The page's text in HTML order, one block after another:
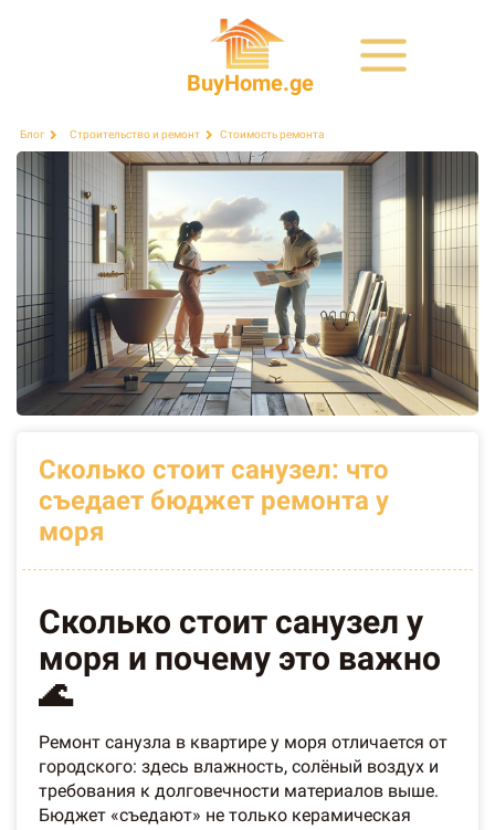
BuyHome.ge
Блог Строительство и ремонт Стоимость ремонта
Сколько стоит санузел: что
съедает бюджет ремонта у
моря
Сколько стоит санузел у
моря и почему это важно
🌊
Ремонт санузла в квартире у моря отличается от
городского: здесь влажность, солёный воздух и
требования к долговечности материалов выше.
Бюджет «съедают» не только керамическая